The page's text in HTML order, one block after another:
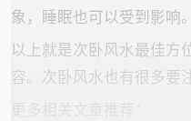
象，睡眠也可以受到影响。
以上就是次卧风水最佳方
容。次卧风水也有很多要